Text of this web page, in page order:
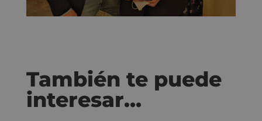
También te puede
interesar…